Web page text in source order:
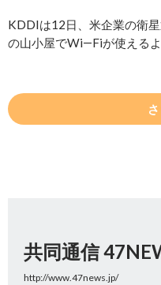
KDDIは12日、米企業の衛
の山小屋でWi―Fiが使える
共同通信
http://www.47news.jp/